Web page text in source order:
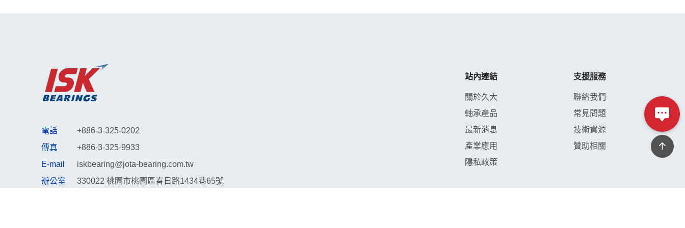
電話
+886-3-325-0202
傳真
+886-3-325-9933
E-mail
iskbearing@jota-bearing.com.tw
辦公室
330022 桃園市桃園區春日路1434巷65號
站內連結
關於久大
軸承產品
最新消息
產業應用
隱私政策
支援服務
聯絡我們
常見問題
技術資源
贊助相關